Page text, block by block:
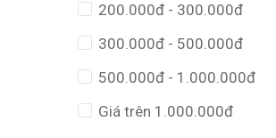
200.000đ - 300.000đ
300.000đ - 500.000đ
500.000đ - 1.000.000đ
Giá trên 1.000.000đ